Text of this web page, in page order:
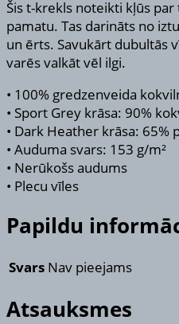
Šis t-krekls noteikti kļūs
pamatu. Tas darināts no
un ērts. Savukārt dubultās
varēs valkāt vēl ilgi.
• 100% gredzenveida
• Sport Grey krāsa: 90%
• Dark Heather krāsa: 65%
• Auduma svars: 153 g/m²
• Nerūkošs audums
• Plecu vīles
Papildu
Svars Nav pieejams
Atsauksmes